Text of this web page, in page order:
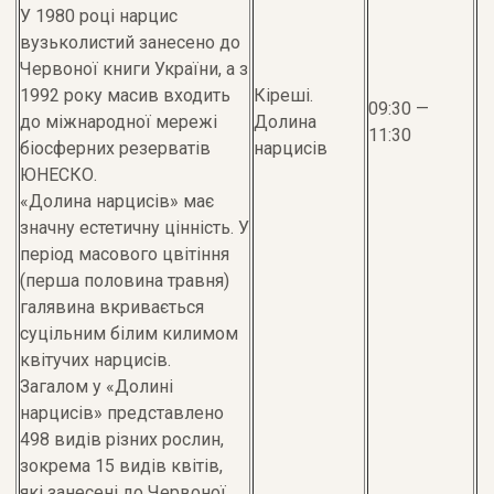
У 1980 році нарцис
вузьколистий занесено до
Червоної книги України, а з
1992 року масив входить
до міжнародної мережі
біосферних резерватів
ЮНЕСКО.
«Долина нарцисів» має
значну естетичну цінність. У
період масового цвітіння
(перша половина травня)
галявина вкривається
суцільним білим килимом
квітучих нарцисів.
Загалом у «Долині
нарцисів» представлено
498 видів різних рослин,
зокрема 15 видів квітів,
Кіреші.
Долина
нарцисів
09:30 —
11:30